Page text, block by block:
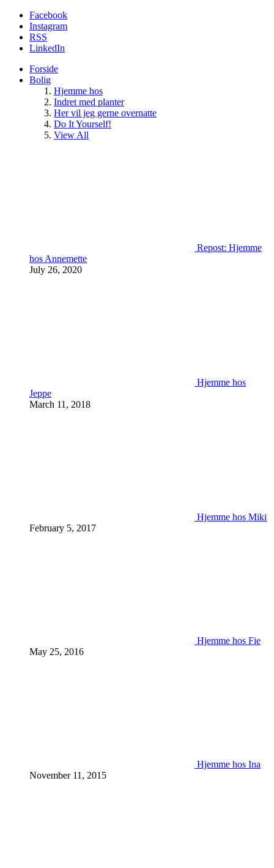
Facebook
Instagram
RSS
LinkedIn
Forside
Bolig
Hjemme hos
Indret med planter
Her vil jeg gerne overnatte
Do It Yourself!
View All
Repost: Hjemme
hos Annemette
July 26, 2020
Hjemme hos
Jeppe
March 11, 2018
Hjemme hos Miki
February 5, 2017
Hjemme hos Fie
May 25, 2016
Hjemme hos Ina
November 11, 2015